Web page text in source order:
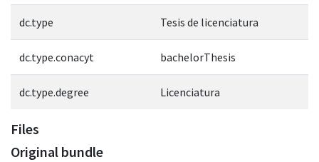
dc.type Tesis de licenciatura
dc.type.conacyt bachelorThesis
dc.type.degree Licenciatura
Files
Original bundle